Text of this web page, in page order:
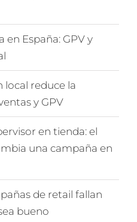
en España: GPV y
local reduce la
y GPV
en tienda: el
una campaña en
de retail fallan
bueno